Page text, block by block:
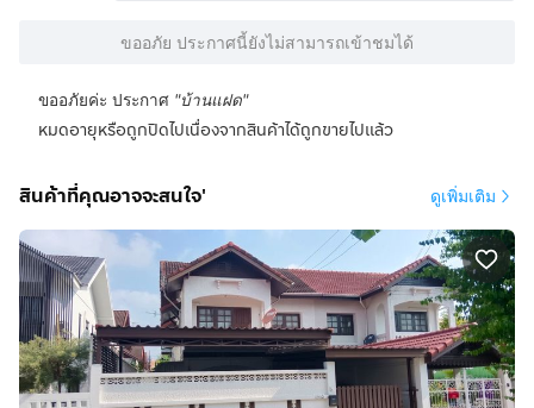
ขออภัย ประกาศนี้ยังไม่สามารถเข้าชมได้
ขออภัยค่ะ ประกาศ "บ้านแฝด"
หมดอายุหรือถูกปิดไปเนื่องจากสินค้าได้ถูกขายไปแล้ว
สินค้าที่คุณอาจจะสนใจ' ดูเพิ่มเติม